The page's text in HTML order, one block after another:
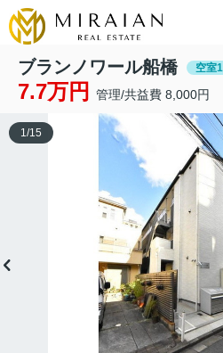
ブランノワール船橋 空室1
7.7万円 管理/共益費 8,000円
1/15